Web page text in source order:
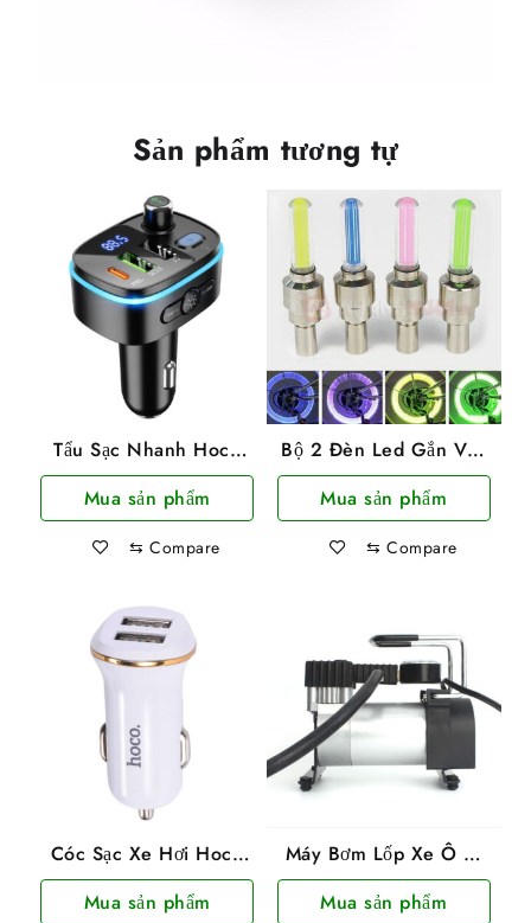
Sản phẩm tương tự
Tẩu Sạc Nhanh Hoco
E62 PD20W + QC3.0
Bluetooth V5.0, USB,
Mua sản phẩm
⇆ Compare
Bộ 2 Đèn Led Gắn Van
Xe Hình Trụ
Mua sản phẩm
⇆ Compare
Cóc Sạc Xe Hơi Hoco
Z1 2 Cổng Usb 2.1A
Hỗ Trợ Sạc Nhanh
Mua sản phẩm
Máy Bơm Lốp Xe Ô Tô
/ Xe Máy 1063 Nguồn
12V 150psi
Mua sản phẩm